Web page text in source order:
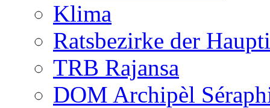
Klima
Ratsbezirke der
TRB Rajansa
DOM Archipèl